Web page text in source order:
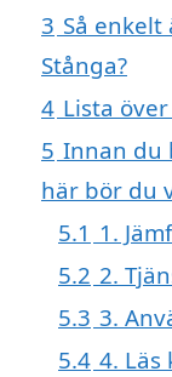
3 Så
Stånga?
4 Lista
5 Innan du
här bör du
5.1 1.
5.2 2.
5.3 3.
5.4 4.